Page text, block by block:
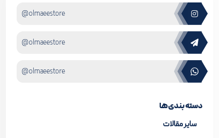
@olmaeestore
@olmaeestore
@olmaeestore
دسته بندی ها
سایر مقالات